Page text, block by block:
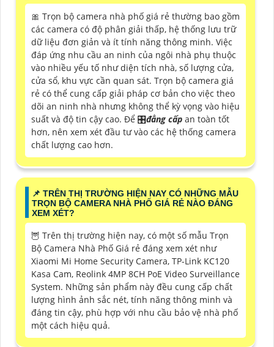
🎀 Trọn bộ camera nhà phố giá rẻ thường bao gồm
các camera có độ phân giải thấp, hệ thống lưu trữ
dữ liệu đơn giản và ít tính năng thông minh. Việc
đáp ứng nhu cầu an ninh của ngôi nhà phụ thuộc
vào nhiều yếu tố như diện tích nhà, số lượng cửa,
cửa sổ, khu vực cần quan sát. Trọn bộ camera giá
rẻ có thể cung cấp giải pháp cơ bản cho việc theo
dõi an ninh nhà nhưng không thể kỳ vọng vào hiệu
suất và độ tin cậy cao. Để 🎛đẳng cấp an toàn tốt
hơn, nên xem xét đầu tư vào các hệ thống camera
chất lượng cao hơn.
📌 TRÊN THỊ TRƯỜNG HIỆN NAY CÓ NHỮNG MẪU
TRỌN BỘ CAMERA NHÀ PHỐ GIÁ RẺ NÀO ĐÁNG
XEM XÉT?
🦉 Trên thị trường hiện nay, có một số mẫu Trọn
Bộ Camera Nhà Phố Giá rẻ đáng xem xét như
Xiaomi Mi Home Security Camera, TP-Link KC120
Kasa Cam, Reolink 4MP 8CH PoE Video Surveillance
System. Những sản phẩm này đều cung cấp chất
lượng hình ảnh sắc nét, tính năng thông minh và
đáng tin cậy, phù hợp với nhu cầu bảo vệ nhà phố
một cách hiệu quả.